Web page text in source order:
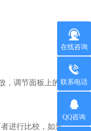
，调节面板上的相应
进行比校，如果
在线咨询
联系电话
QQ咨询